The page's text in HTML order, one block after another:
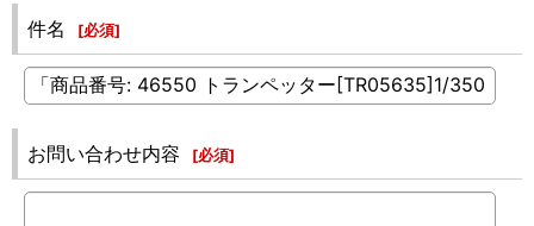
件名 [必須]
お問い合わせ内容 [必須]